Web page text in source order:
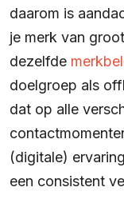
daarom is
je merk van
dezelfde
doelgroep als
dat op alle
(digitale)
een consistent